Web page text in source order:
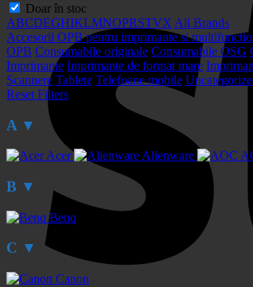
Doar în stoc
ABCDEGHIKLMNOPRSTVX All Brands
Accesorii OPB pentru imprimante si
OPB Consumabile originale Consumabile OSG
Imprimante Imprimante de format mare
Scannere Tablete Telefoane mobile
Reset Filters
A ▼
Acer Alienware
B ▼
Benq
C ▼
Canon